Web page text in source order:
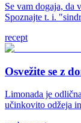
Se vam dogaja, da
Spoznajte t. i.
recept
Osvežite se z
Limonada je
učinkovito odžeja